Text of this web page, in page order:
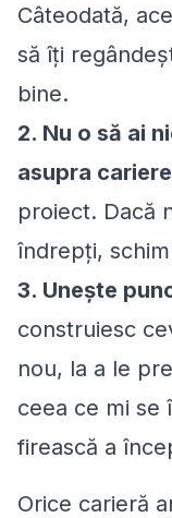
Câteodată,
să îţi
bine.
2. Nu o să ai
asupra
proiect. Dacă
îndrepţi,
3. Uneşte
construiesc
nou, la a le
ceea ce mi se
firească a
Orice carieră